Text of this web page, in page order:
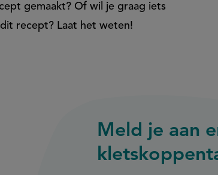
gemaakt? Of wil je graag iets
recept? Laat het weten!
Meld je aan